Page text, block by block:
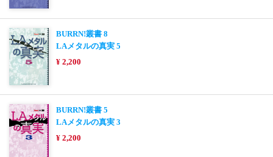
BURRN!叢書 8
LAメタルの真実 5
¥ 2,200
BURRN!叢書 5
LAメタルの真実 3
¥ 2,200